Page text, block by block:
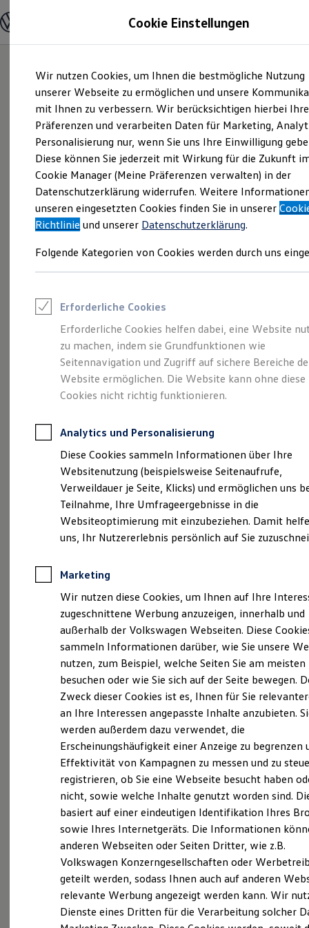
Hauptinhalt
springen
Footer
springen
Modelle und Konfigurator
Modelle vergleichen
Elektroautos
ENERGY Sondermodelle
Nutzfahrzeuge
SUV und CUV
Familienautos
Kombis
Kompaktwagen
Sportwagen
Schnell verfügbare Fahrzeuge
Angebote und Produkte
Aktuelle Angebote
E-Auto-Förderung
Volkswagen Marktplatz
Junge Gebrauchtwagen und Gebrauchtwagen
Saisonangebote
Leasing
Leasing-Angebote
Gebrauchtwagen Leasing
Junge Gebrauchtwagen-Leasing
Elektroauto Leasing
Kleinwagen-Leasing
Leasing ohne Anzahlung
Autokredit mit Schlussrate
Versicherungen und Garantien
Kfz-Versicherung
Restschuldversicherungen
Garantien
Wartungsverträge
Geschäftskunden
Professional Class bei Volkswagen
Großkunden
Behörden
Anpfiff zum Gewinn
Elektroautos
ID. Tutorials
Elektrofahrzeugkonzepte
Reichweite
Reichweite der ID. Modelle
Reichweite im Winter
Laden
Laden unterwegs
Laden Zuhause
Ladezeitensimulator
Batterie
Sicherheit
Garantie und Lebensdauer
Nachhaltigkeit
Technologie
Kosten und Kauf
Verbrauchskosten
Kaufoptionen
E-Auto-Förderung
Software und Konnektivität
Die ID. Software 6
ID. Software Versionen und Updates
Digitale Extras
Schnittstellen zu Ihrem ID.
Eine Spur Extra. Der
neue vollelektrische
ID. Polo
Impressum & Rechtliches
Cookie Einstellungen
Wir nutzen Cookies, um Ihnen die bestmögliche Nutzung
unserer Webseite zu ermöglichen und unsere
mit Ihnen zu verbessern. Wir berücksichtigen hierbei Ihre
Präferenzen und verarbeiten Daten für Marketing,
Personalisierung nur, wenn Sie uns Ihre Einwilligung
Diese können Sie jederzeit mit Wirkung für die Zukunft
Cookie Manager (Meine Präferenzen verwalten) in der
Datenschutzerklärung widerrufen. Weitere
unseren eingesetzten Cookies finden Sie in unserer
Richtlinie und unserer Datenschutzerklärung.
Folgende Kategorien von Cookies werden durch uns
Erforderliche Cookies
Erforderliche Cookies helfen dabei, eine Website
zu machen, indem sie Grundfunktionen wie
Seitennavigation und Zugriff auf sichere Bereiche
Website ermöglichen. Die Website kann ohne diese
Cookies nicht richtig funktionieren.
Analytics und Personalisierung
Diese Cookies sammeln Informationen über Ihre
Websitenutzung (beispielsweise Seitenaufrufe,
Verweildauer je Seite, Klicks) und ermöglichen uns
Teilnahme, Ihre Umfrageergebnisse in die
Websiteoptimierung mit einzubeziehen. Damit
uns, Ihr Nutzererlebnis persönlich auf Sie
Marketing
Wir nutzen diese Cookies, um Ihnen auf Ihre
zugeschnittene Werbung anzuzeigen, innerhalb und
außerhalb der Volkswagen Webseiten. Diese
sammeln Informationen darüber, wie Sie unsere
nutzen, zum Beispiel, welche Seiten Sie am meisten
besuchen oder wie Sie sich auf der Seite bewegen.
Zweck dieser Cookies ist es, Ihnen für Sie
an Ihre Interessen angepasste Inhalte anzubieten.
werden außerdem dazu verwendet, die
Erscheinungshäufigkeit einer Anzeige zu begrenzen
Effektivität von Kampagnen zu messen und zu
registrieren, ob Sie eine Webseite besucht haben
nicht, sowie welche Inhalte genutzt worden sind.
basiert auf einer eindeutigen Identifikation Ihres
sowie Ihres Internetgeräts. Die Informationen
anderen Webseiten oder Seiten Dritter, wie z.B.
Volkswagen Konzerngesellschaften oder
geteilt werden, sodass Ihnen auch auf anderen
relevante Werbung angezeigt werden kann. Wir
Dienste eines Dritten für die Verarbeitung solcher